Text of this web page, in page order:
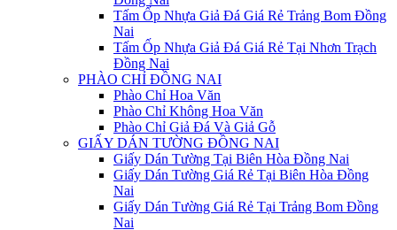
Tấm Ốp Nhựa Giả Đá Giá Rẻ Trảng Bom Đồng
Nai
Tấm Ốp Nhựa Giả Đá Giá Rẻ Tại Nhơn Trạch
Đồng Nai
PHÀO CHỈ ĐỒNG NAI
Phào Chỉ Hoa Văn
Phào Chỉ Không Hoa Văn
Phào Chỉ Giả Đá Và Giả Gỗ
GIẤY DÁN TƯỜNG ĐỒNG NAI
Giấy Dán Tường Tại Biên Hòa Đồng Nai
Giấy Dán Tường Giá Rẻ Tại Biên Hòa Đồng
Nai
Giấy Dán Tường Giá Rẻ Tại Trảng Bom Đồng
Nai